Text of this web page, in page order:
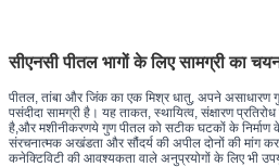
सीएनसी पीतल भागों के लिए सामग्री का
पीतल, तांबा और जिंक का एक मिश्र धातु, अपने असाधारण
पसंदीदा सामग्री है। यह ताकत, स्थायित्व, संक्षारण
है,और मशीनीकरणये गुण पीतल को सटीक घटकों के निर्माण
संरचनात्मक अखंडता और सौंदर्य की अपील दोनों की मांग
कनेक्टिविटी की आवश्यकता वाले अनुप्रयोगों के लिए भी